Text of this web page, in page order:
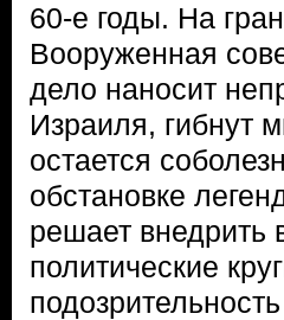
60-е годы. На
Вооруженная
дело наносит
Израиля, гибнут
остается
обстановке
решает внедрить
политические